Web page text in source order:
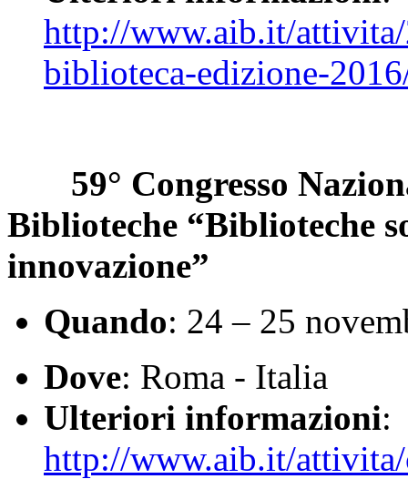
http://www.aib.it/
biblioteca-edizione-
59° Congresso
Biblioteche “Biblioteche
innovazione”
Quando: 24 – 25
Dove: Roma - Italia
Ulteriori informazioni:
http://www.aib.it/